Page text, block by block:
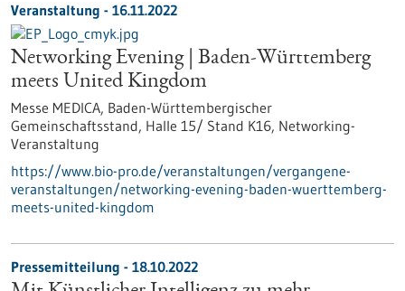
Veranstaltung - 16.11.2022
Networking Evening | Baden-Württemberg
meets United Kingdom
Messe MEDICA, Baden-Württembergischer
Gemeinschaftsstand, Halle 15/ Stand K16, Networking-
Veranstaltung
https://www.bio-pro.de/veranstaltungen/vergangene-
veranstaltungen/networking-evening-baden-wuerttemberg-
meets-united-kingdom
Pressemitteilung - 18.10.2022